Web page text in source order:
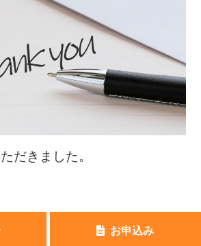
お申込み
だきました。
年後半に急騰、2026年も供給